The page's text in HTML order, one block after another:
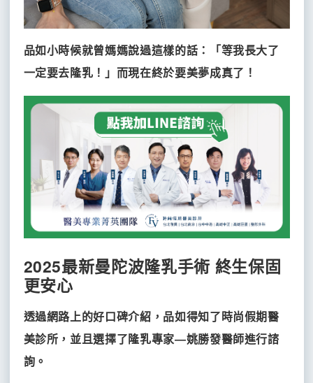
品如小時候就曾媽媽說過這樣的話：「等我長大了
一定要去隆乳！」而現在終於要美夢成真了！
2025最新曼陀波隆乳手術 終生保固
更安心
透過網路上的好口碑介紹，品如得知了時尚假期醫
美診所，並且選擇了隆乳專家—姚勝發醫師進行諮
詢。